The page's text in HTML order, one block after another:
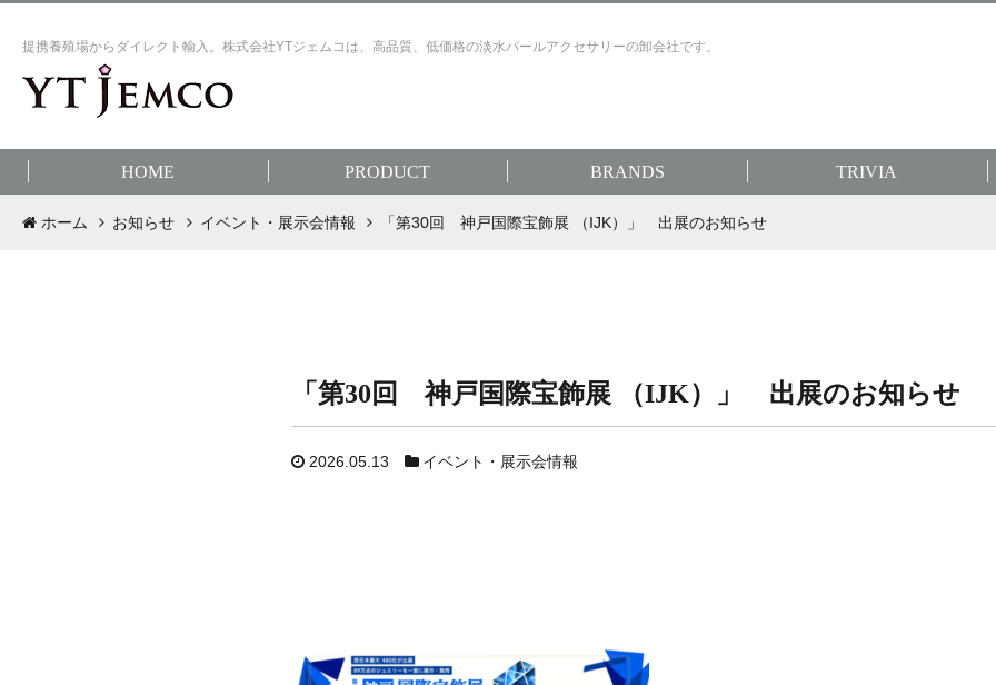
提携養殖場からダイレクト輸入。株式会社YTジェムコは、高品質、低価格の淡水パールアクセサリーの卸会社です。
HOME PRODUCT BRANDS TRIVIA
ホーム お知らせ イベント・展示会情報 「第30回 神戸国際宝飾展 （IJK）」 出展のお知らせ
「第30回 神戸国際宝飾展 （IJK）」 出展のお知らせ
2026.05.13 イベント・展示会情報